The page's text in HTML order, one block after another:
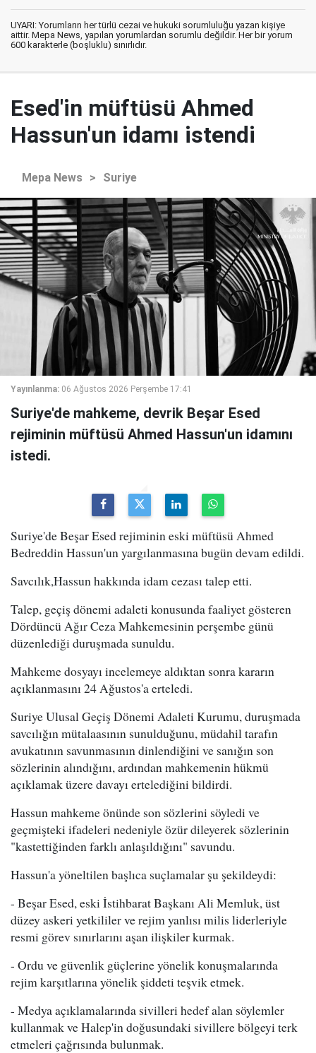
UYARI: Yorumların her türlü cezai ve hukuki sorumluluğu yazan kişiye
aittir. Mepa News, yapılan yorumlardan sorumlu değildir. Her bir yorum
600 karakterle (boşluklu) sınırlıdır.
Esed'in müftüsü Ahmed
Hassun'un idamı istendi
Mepa News > Suriye
Yayınlanma: 06 Ağustos 2026 Perşembe 17:41
Suriye'de mahkeme, devrik Beşar Esed
rejiminin müftüsü Ahmed Hassun'un idamını
istedi.
Suriye'de Beşar Esed rejiminin eski müftüsü Ahmed
Bedreddin Hassun'un yargılanmasına bugün devam edildi.
Savcılık,Hassun hakkında idam cezası talep etti.
Talep, geçiş dönemi adaleti konusunda faaliyet gösteren
Dördüncü Ağır Ceza Mahkemesinin perşembe günü
düzenlediği duruşmada sunuldu.
Mahkeme dosyayı incelemeye aldıktan sonra kararın
açıklanmasını 24 Ağustos'a erteledi.
Suriye Ulusal Geçiş Dönemi Adaleti Kurumu, duruşmada
savcılığın mütalaasının sunulduğunu, müdahil tarafın
avukatının savunmasının dinlendiğini ve sanığın son
sözlerinin alındığını, ardından mahkemenin hükmü
açıklamak üzere davayı ertelediğini bildirdi.
Hassun mahkeme önünde son sözlerini söyledi ve
geçmişteki ifadeleri nedeniyle özür dileyerek sözlerinin
"kastettiğinden farklı anlaşıldığını" savundu.
Hassun'a yöneltilen başlıca suçlamalar şu şekildeydi:
- Beşar Esed, eski İstihbarat Başkanı Ali Memluk, üst
düzey askeri yetkililer ve rejim yanlısı milis liderleriyle
resmi görev sınırlarını aşan ilişkiler kurmak.
- Ordu ve güvenlik güçlerine yönelik konuşmalarında
rejim karşıtlarına yönelik şiddeti teşvik etmek.
- Medya açıklamalarında sivilleri hedef alan söylemler
kullanmak ve Halep'in doğusundaki sivillere bölgeyi terk
etmeleri çağrısında bulunmak.